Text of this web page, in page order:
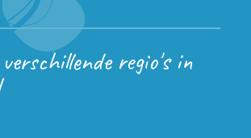
regio's in